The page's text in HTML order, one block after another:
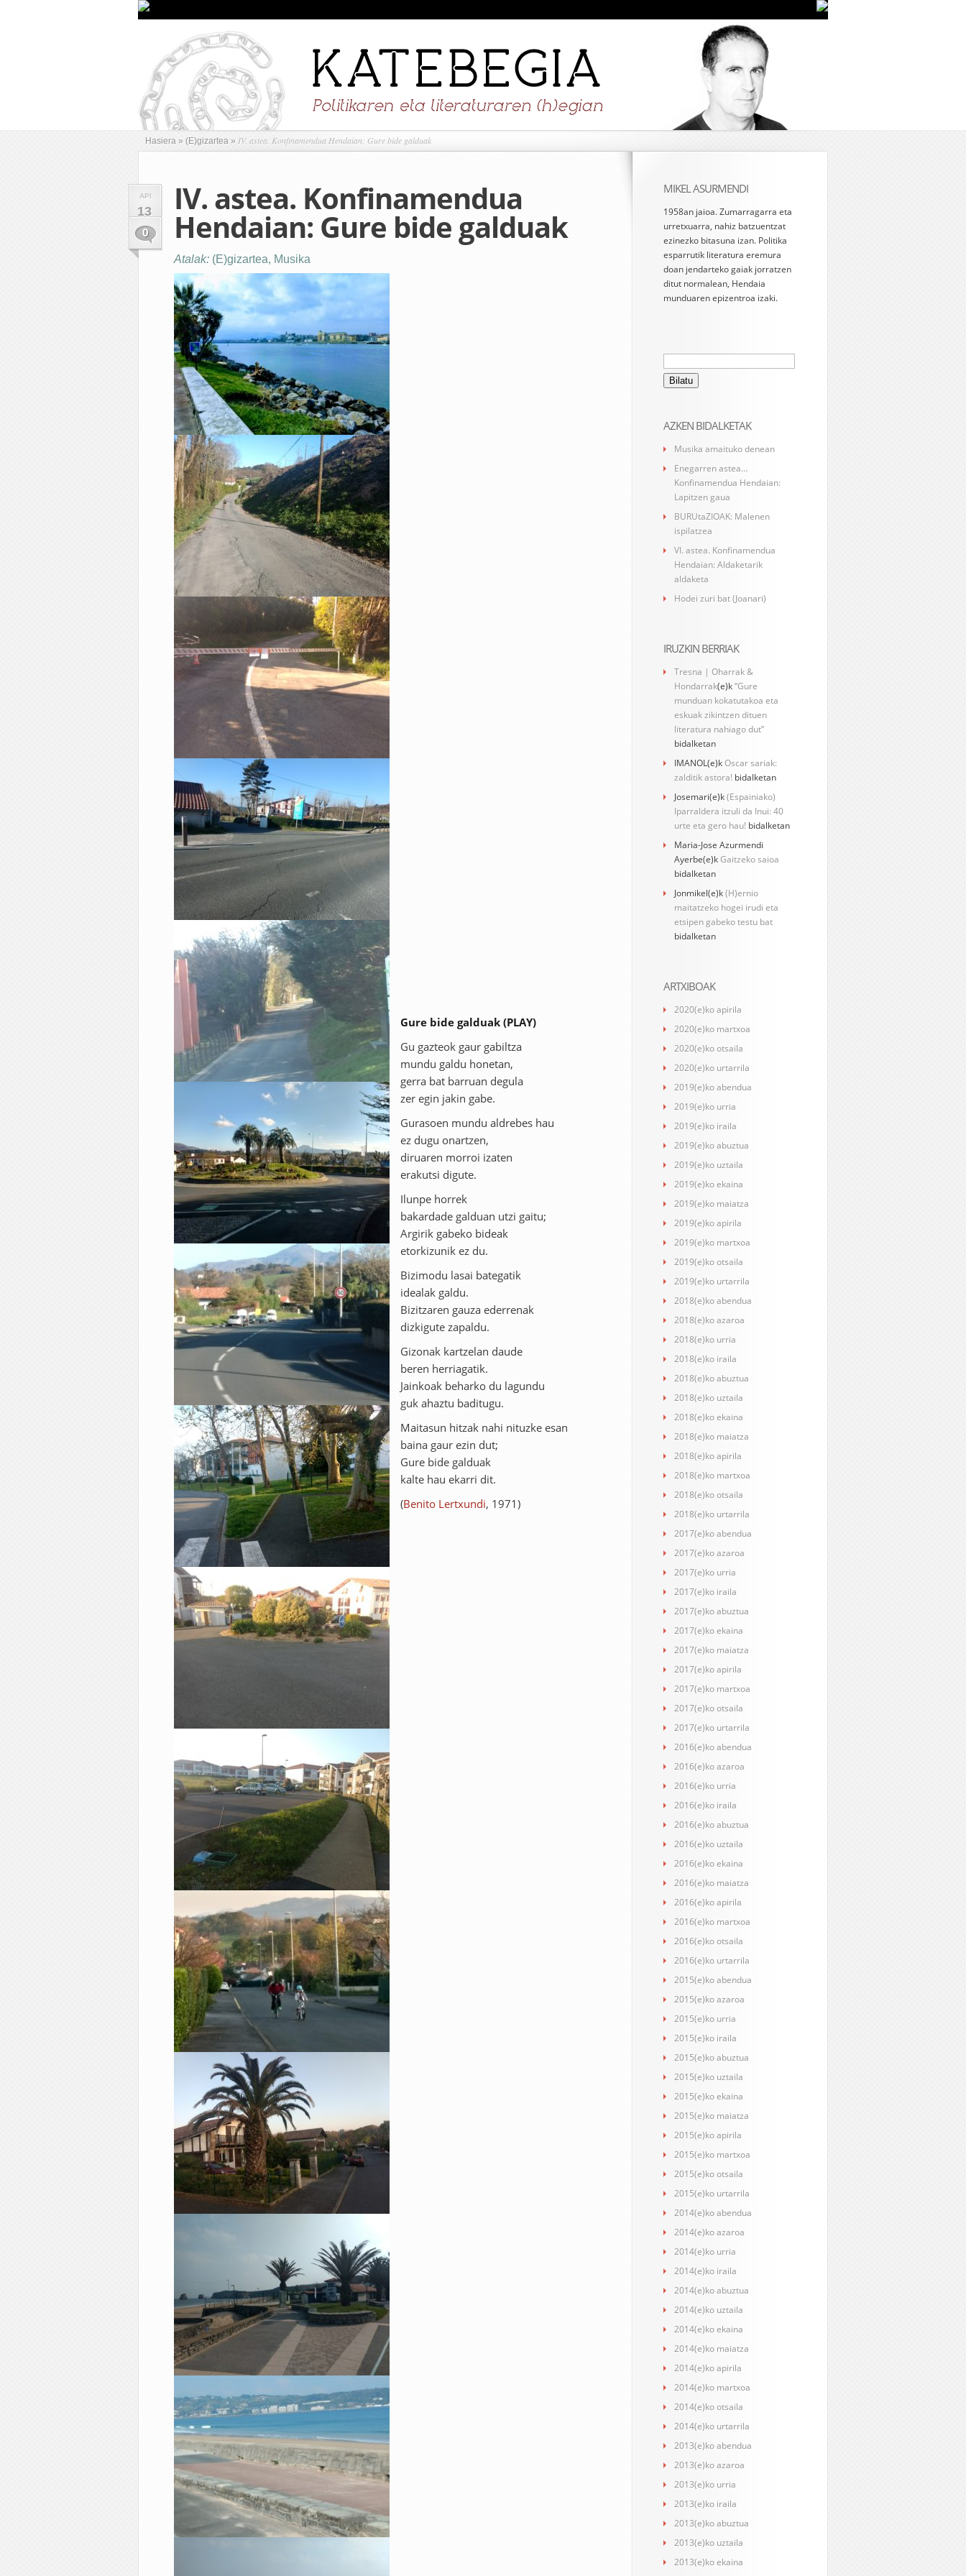
Hasiera » (E)gizartea » IV. astea. Konfinamendua Hendaian: Gure bide galduak
API
13
0
IV. astea. Konfinamendua
Hendaian: Gure bide galduak
Atalak: (E)gizartea, Musika
Gure bide galduak (PLAY)
Gu gazteok gaur gabiltza
mundu galdu honetan,
gerra bat barruan degula
zer egin jakin gabe.
Gurasoen mundu aldrebes hau
ez dugu onartzen,
diruaren morroi izaten
erakutsi digute.
Ilunpe horrek
bakardade galduan utzi gaitu;
Argirik gabeko bideak
etorkizunik ez du.
Bizimodu lasai bategatik
idealak galdu.
Bizitzaren gauza ederrenak
dizkigute zapaldu.
Gizonak kartzelan daude
beren herriagatik.
Jainkoak beharko du lagundu
guk ahaztu baditugu.
Maitasun hitzak nahi nituzke esan
baina gaur ezin dut;
Gure bide galduak
kalte hau ekarri dit.
(Benito Lertxundi, 1971)
MIKEL ASURMENDI
1958an jaioa. Zumarragarra eta
urretxuarra, nahiz batzuentzat
ezinezko bitasuna izan. Politika
esparrutik literatura eremura
doan jendarteko gaiak jorratzen
ditut normalean, Hendaia
munduaren epizentroa izaki.
Bilatu:
AZKEN BIDALKETAK
Musika amaituko denean
Enegarren astea…
Konfinamendua Hendaian:
Lapitzen gaua
BURUtaZIOAK: Malenen
ispilatzea
VI. astea. Konfinamendua
Hendaian: Aldaketarik
aldaketa
Hodei zuri bat (Joanari)
IRUZKIN BERRIAK
Tresna | Oharrak &
Hondarrak(e)k“Gure
munduan kokatutakoa eta
eskuak zikintzen dituen
literatura nahiago dut”
bidalketan
IMANOL(e)kOscar sariak:
zalditik astora! bidalketan
Josemari(e)k(Espainiako)
Iparraldera itzuli da Inui: 40
urte eta gero hau! bidalketan
Maria-Jose Azurmendi
Ayerbe(e)kGaitzeko saioa
bidalketan
Jonmikel(e)k(H)ernio
maitatzeko hogei irudi eta
etsipen gabeko testu bat
bidalketan
ARTXIBOAK
2020(e)ko apirila
2020(e)ko martxoa
2020(e)ko otsaila
2020(e)ko urtarrila
2019(e)ko abendua
2019(e)ko urria
2019(e)ko iraila
2019(e)ko abuztua
2019(e)ko uztaila
2019(e)ko ekaina
2019(e)ko maiatza
2019(e)ko apirila
2019(e)ko martxoa
2019(e)ko otsaila
2019(e)ko urtarrila
2018(e)ko abendua
2018(e)ko azaroa
2018(e)ko urria
2018(e)ko iraila
2018(e)ko abuztua
2018(e)ko uztaila
2018(e)ko ekaina
2018(e)ko maiatza
2018(e)ko apirila
2018(e)ko martxoa
2018(e)ko otsaila
2018(e)ko urtarrila
2017(e)ko abendua
2017(e)ko azaroa
2017(e)ko urria
2017(e)ko iraila
2017(e)ko abuztua
2017(e)ko ekaina
2017(e)ko maiatza
2017(e)ko apirila
2017(e)ko martxoa
2017(e)ko otsaila
2017(e)ko urtarrila
2016(e)ko abendua
2016(e)ko azaroa
2016(e)ko urria
2016(e)ko iraila
2016(e)ko abuztua
2016(e)ko uztaila
2016(e)ko ekaina
2016(e)ko maiatza
2016(e)ko apirila
2016(e)ko martxoa
2016(e)ko otsaila
2016(e)ko urtarrila
2015(e)ko abendua
2015(e)ko azaroa
2015(e)ko urria
2015(e)ko iraila
2015(e)ko abuztua
2015(e)ko uztaila
2015(e)ko ekaina
2015(e)ko maiatza
2015(e)ko apirila
2015(e)ko martxoa
2015(e)ko otsaila
2015(e)ko urtarrila
2014(e)ko abendua
2014(e)ko azaroa
2014(e)ko urria
2014(e)ko iraila
2014(e)ko abuztua
2014(e)ko uztaila
2014(e)ko ekaina
2014(e)ko maiatza
2014(e)ko apirila
2014(e)ko martxoa
2014(e)ko otsaila
2014(e)ko urtarrila
2013(e)ko abendua
2013(e)ko azaroa
2013(e)ko urria
2013(e)ko iraila
2013(e)ko abuztua
2013(e)ko uztaila
2013(e)ko ekaina